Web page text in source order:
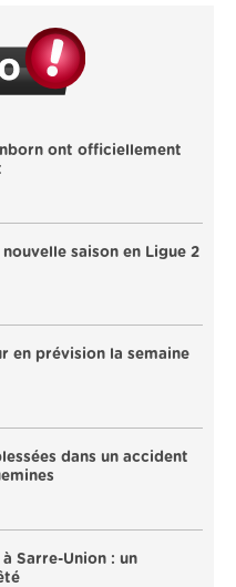
ont officiellement
saison en Ligue 2
en prévision la semaine
dans un accident
Sarre-Union : un